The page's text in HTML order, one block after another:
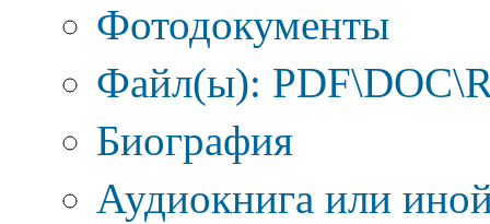
Фотодокументы
Файл(ы):
Биография
Аудиокнига или